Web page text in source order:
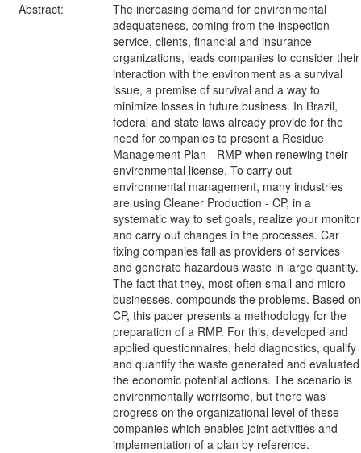
Abstract:
The increasing demand for environmental
adequateness, coming from the inspection
service, clients, financial and insurance
organizations, leads companies to consider their
interaction with the environment as a survival
issue, a premise of survival and a way to
minimize losses in future business. In Brazil,
federal and state laws already provide for the
need for companies to present a Residue
Management Plan - RMP when renewing their
environmental license. To carry out
environmental management, many industries
are using Cleaner Production - CP, in a
systematic way to set goals, realize your monitor
and carry out changes in the processes. Car
fixing companies fall as providers of services
and generate hazardous waste in large quantity.
The fact that they, most often small and micro
businesses, compounds the problems. Based on
CP, this paper presents a methodology for the
preparation of a RMP. For this, developed and
applied questionnaires, held diagnostics, qualify
and quantify the waste generated and evaluated
the economic potential actions. The scenario is
environmentally worrisome, but there was
progress on the organizational level of these
companies which enables joint activities and
implementation of a plan by reference.